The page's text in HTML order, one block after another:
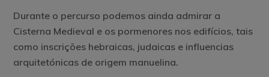
Durante o percurso podemos ainda admirar a
Cisterna Medieval e os pormenores nos edifícios, tais
como inscrições hebraicas, judaicas e influencias
arquitetónicas de origem manuelina.